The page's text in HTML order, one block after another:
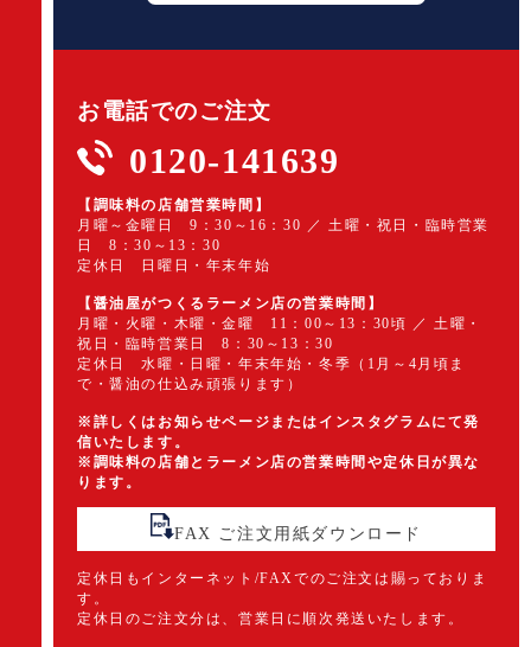
お電話でのご注文
0120-141639
【調味料の店舗営業時間】
月曜～金曜日 9：30～16：30 ／ 土曜・祝日・臨時営業
日 8：30～13：30
定休日 日曜日・年末年始
【醤油屋がつくるラーメン店の営業時間】
月曜・火曜・木曜・金曜 11：00～13：30頃 ／ 土曜・
祝日・臨時営業日 8：30～13：30
定休日 水曜・日曜・年末年始・冬季（1月～4月頃ま
で・醤油の仕込み頑張ります）
※詳しくはお知らせページまたはインスタグラムにて発
信いたします。
※調味料の店舗とラーメン店の営業時間や定休日が異な
ります。
FAX ご注文用紙ダウンロード
定休日もインターネット/FAXでのご注文は賜っておりま
す。
定休日のご注文分は、営業日に順次発送いたします。